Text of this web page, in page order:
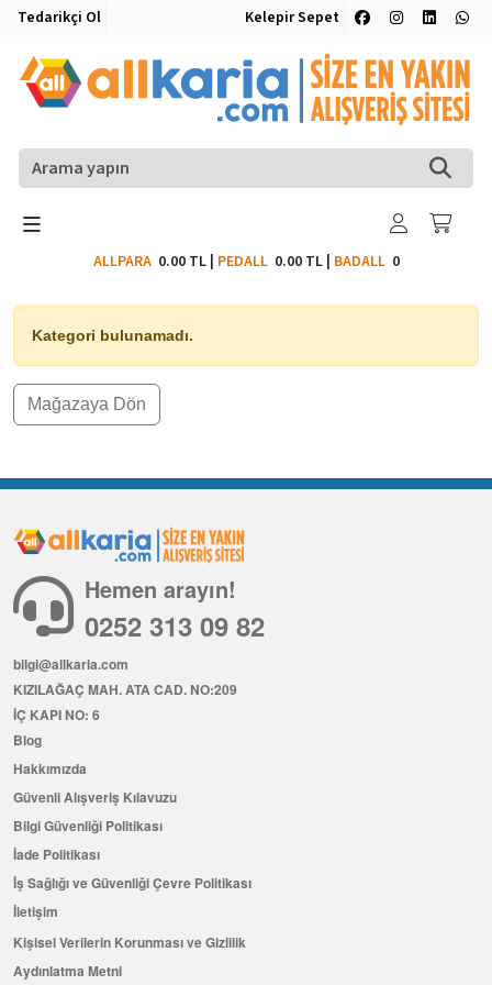
Tedarikçi Ol Kelepir Sepet
ALLPARA 0.00 TL| PEDALL 0.00 TL| BADALL0
Kategori bulunamadı.
Mağazaya Dön
Hemen arayın!
0252 313 09 82
bilgi@allkaria.com
KIZILAĞAÇ MAH. ATA CAD. NO:209
İÇ KAPI NO: 6
Blog
Hakkımızda
Güvenli Alışveriş Kılavuzu
Bilgi Güvenliği Politikası
İade Politikası
İş Sağlığı ve Güvenliği Çevre Politikası
İletişim
Kişisel Verilerin Korunması ve Gizlilik
Aydınlatma Metni